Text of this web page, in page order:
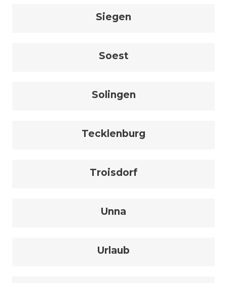
Siegen
Soest
Solingen
Tecklenburg
Troisdorf
Unna
Urlaub